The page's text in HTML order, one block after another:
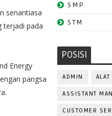
senantiasa
terjadi pada
Energy
pangsa
SMP
STM
POSISI
ADMIN
ASSISTANT
CUSTOMER